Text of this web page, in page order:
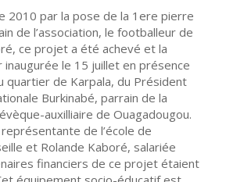
2010 par la pose de la 1ere pierre
de l’association, le footballeur de
ce projet a été achevé et la
le 15 juillet en présence
quartier de Karpala, du Président
Burkinabé, parrain de la
auxilliaire de Ouagadougou.
de l’école de
et Rolande Kaboré, salariée
financiers de ce projet étaient